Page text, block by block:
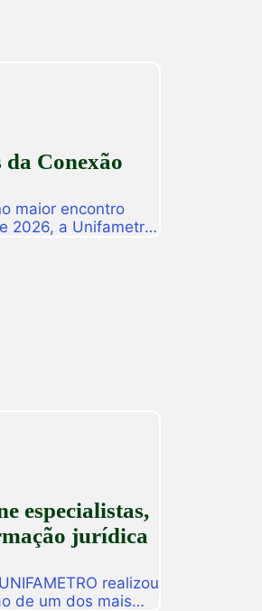
Conexão
maior encontro
2026, a Unifametro
especialistas,
jurídica
realizou
de um dos mais